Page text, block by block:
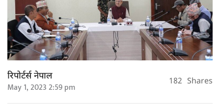
रिपोर्टर्स नेपाल
May 1, 2023 2:59 pm 182 Shares